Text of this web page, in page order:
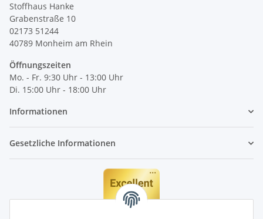
Stoffhaus Hanke
Grabenstraße 10
02173 51244
40789 Monheim am Rhein
Öffnungszeiten
Mo. - Fr. 9:30 Uhr - 13:00 Uhr
Di. 15:00 Uhr - 18:00 Uhr
Informationen
Gesetzliche Informationen